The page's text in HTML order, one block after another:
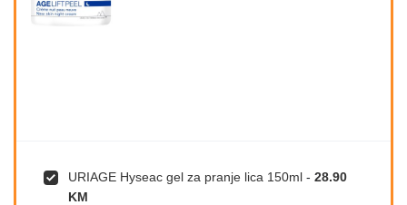
URIAGE Hyseac gel za pranje lica 150ml - 28.90
KM